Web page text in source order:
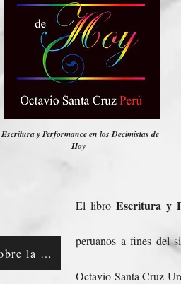
Escritura y Performance en los Decimistas de
Hoy
Tesis sobre la Red
El libroEscritura y
peruanos a fines del
Octavio Santa Cruz